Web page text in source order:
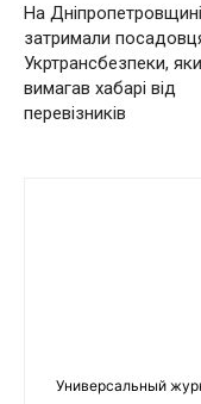
На Дніпропетровщині
затримали
Укртрансбезпеки,
вимагав хабарі від
перевізників
Универсальный